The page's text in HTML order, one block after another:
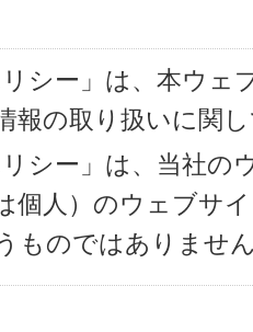
シー」は、本ウェ
報の取り扱いに関
シー」は、当社の
個人）のウェブサ
ものではありませ